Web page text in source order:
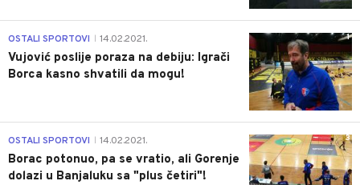
1
OSTALI SPORTOVI 14.02.2021.
Vujović poslije poraza na debiju: Igrači
Borca kasno shvatili da mogu!
3
OSTALI SPORTOVI 14.02.2021.
Borac potonuo, pa se vratio, ali Gorenje
dolazi u Banjaluku sa "plus četiri"!